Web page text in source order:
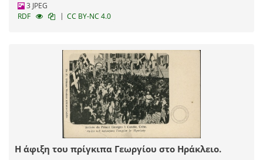
3 JPEG
RDF
| CC BY-NC 4.0
Η άφιξη του πρίγκιπα Γεωργίου στο Ηράκλειο.